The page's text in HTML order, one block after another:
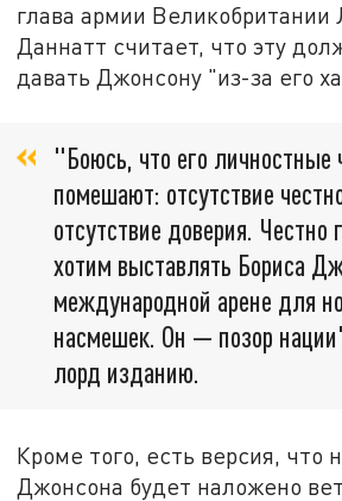
глава армии Великобритании
Даннатт считает, что эту
давать Джонсону "из-за его
"Боюсь, что его личностные
помешают: отсутствие
отсутствие доверия. Честно
хотим выставлять Бориса
международной арене для
насмешек. Он — позор
лорд изданию.
Кроме того, есть версия, что
Джонсона будет наложено